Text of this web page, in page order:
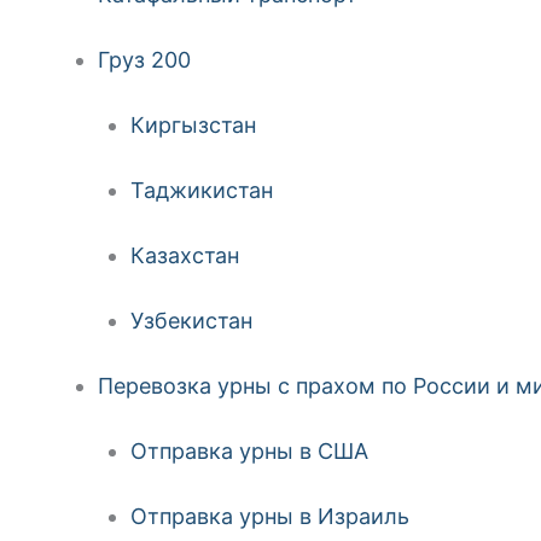
Груз 200
Киргызстан
Таджикистан
Казахстан
Узбекистан
Перевозка урны с прахом по России и
Отправка урны в США
Отправка урны в Израиль